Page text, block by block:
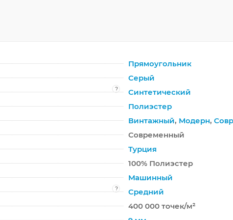
Прямоугольник
Серый
?
Синтетический
Полиэстер
Винтажный, Модерн,
Современный
Турция
100% Полиэстер
Машинный
?
Средний
400 000 точек/м²